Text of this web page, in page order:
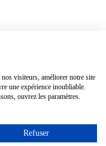
visiteurs, améliorer notre site
une expérience inoubliable.
ouvrez les paramètres.
Refuser